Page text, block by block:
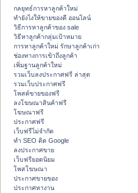
กลยุทธ์การหาลูกค้าใหม่
ทํายังไงให้ขายของดี ออนไลน์
วิธีการหาลูกค้าของ sale
วิธีหาลูกค้ากลุ่มเป้าหมาย
การหาลูกค้าใหม่ รักษาลูกค้าเก่า
ช่องทางการเข้าถึงลูกค้า
เพิ่มฐานลูกค้าใหม่
รวมเว็บลงประกาศฟรี ล่าสุด
รวมเว็บประกาศฟรี
โพสต์ขายของฟรี
ลงโฆษณาสินค้าฟรี
โฆษณาฟรี
ประกาศฟรี
เว็บฟรีไม่จำกัด
ทำ SEO ติด Google
ลงประกาศขาย
เว็บฟรียอดนิยม
โพสโฆษณา
ประกาศขายของ
ประกาศหางาน